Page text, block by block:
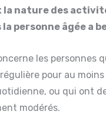
la nature des
personne âgée a
les personnes
régulière pour au
ou qui ont
modérés.